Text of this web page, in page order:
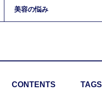
美容の悩み
CONTENTS TAGS